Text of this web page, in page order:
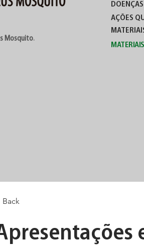
Back
Mosquito.
AÇÕES
MATERIAIS